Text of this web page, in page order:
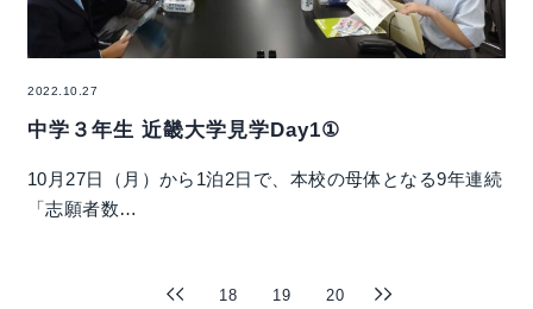
2022.10.27
中学３年生 近畿大学見学Day1①
10月27日（月）から1泊2日で、本校の母体となる9年連続
「志願者数…
18 19 20